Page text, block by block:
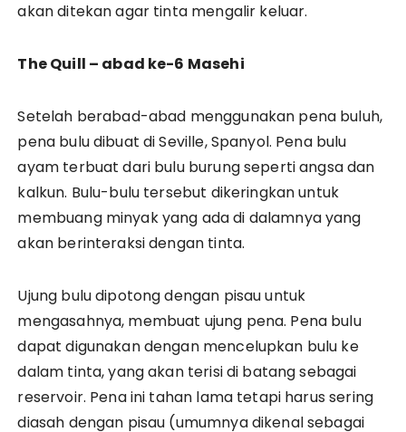
akan ditekan agar tinta mengalir keluar.
The Quill – abad ke-6 Masehi
Setelah berabad-abad menggunakan pena buluh,
pena bulu dibuat di Seville, Spanyol. Pena bulu
ayam terbuat dari bulu burung seperti angsa dan
kalkun. Bulu-bulu tersebut dikeringkan untuk
membuang minyak yang ada di dalamnya yang
akan berinteraksi dengan tinta.
Ujung bulu dipotong dengan pisau untuk
mengasahnya, membuat ujung pena. Pena bulu
dapat digunakan dengan mencelupkan bulu ke
dalam tinta, yang akan terisi di batang sebagai
reservoir. Pena ini tahan lama tetapi harus sering
diasah dengan pisau (umumnya dikenal sebagai